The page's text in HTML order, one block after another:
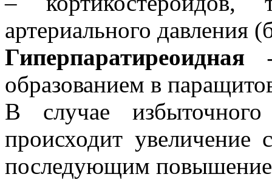
артериального давления
образованием в
В случае избыточного
происходит увеличение
последующим